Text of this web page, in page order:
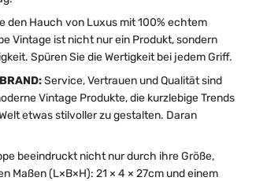
den Hauch von Luxus mit 100% echtem
Vintage ist nicht nur ein Produkt, sondern
Spüren Sie die Wertigkeit bei jedem Griff.
Service, Vertrauen und Qualität sind
Vintage Produkte, die kurzlebige Trends
etwas stilvoller zu gestalten. Daran
beeindruckt nicht nur durch ihre Größe,
Maßen (L×B×H): 21 × 4 × 27cm und einem